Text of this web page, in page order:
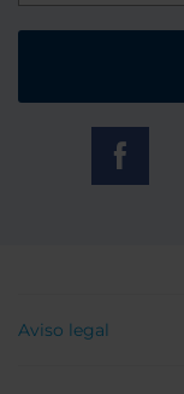
Aviso legal